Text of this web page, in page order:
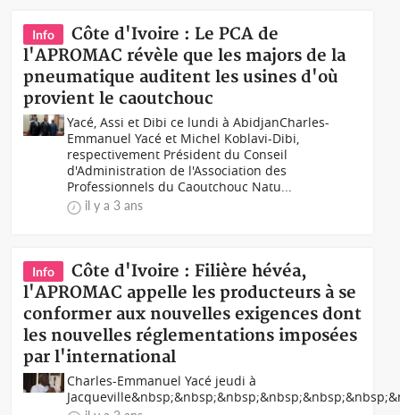
Info
Côte d'Ivoire : Le PCA de
l'APROMAC révèle que les majors de la
pneumatique auditent les usines d'où
provient le caoutchouc
Yacé, Assi et Dibi ce lundi à AbidjanCharles-
Emmanuel Yacé et Michel Koblavi-Dibi,
respectivement Président du Conseil
d'Administration de l'Association des
Professionnels du Caoutchouc Natu...
il y a 3 ans
Info
Côte d'Ivoire : Filière hévéa,
l'APROMAC appelle les producteurs à se
conformer aux nouvelles exigences dont
les nouvelles réglementations imposées
par l'international
Charles-Emmanuel Yacé jeudi à